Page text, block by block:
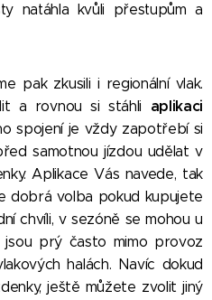
natáhla kvůli přestupům a
pak zkusili i regionální vlak.
a rovnou si stáhli aplikaci
spojení je vždy zapotřebí si
samotnou jízdou udělat v
Aplikace Vás navede, tak
dobrá volba pokud kupujete
chvíli, v sezóně se mohou u
prý často mimo provoz
halách. Navíc dokud
ještě můžete zvolit jiný